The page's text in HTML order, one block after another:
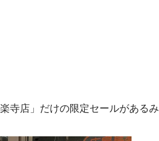
寺店」だけの限定セールがあるみ